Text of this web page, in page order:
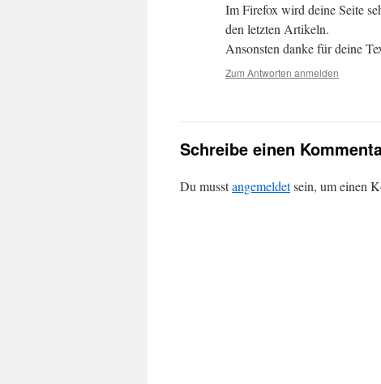
Im Firefox wird deine Seite
den letzten Artikeln.
Ansonsten danke für deine
Zum Antworten anmelden
Schreibe einen
Du musstangemeldetsein, um einen